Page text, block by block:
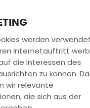
werden
Internetauftritt
die Interessen des
zu können.
wir relevante
die sich aus der